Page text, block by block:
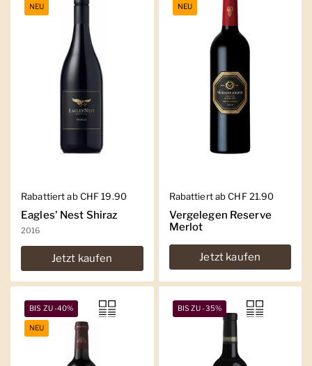
Regulärer Preis
Rabattiert ab CHF 19.90
Eagles' Nest Shiraz
2016
Jetzt kaufen
NEU
Regulärer Preis
Rabattiert ab CHF 21.90
Vergelegen Reserve
Merlot
Jetzt kaufen
NEU
BIS ZU -40%
NEU
BIS ZU -35%